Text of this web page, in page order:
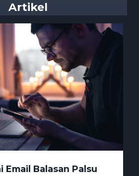
Artikel
Email Balasan Palsu